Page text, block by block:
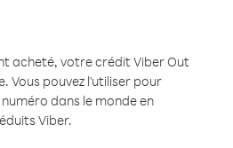
acheté, votre crédit Viber Out
Vous pouvez l'utiliser pour
dans le monde en
Viber.